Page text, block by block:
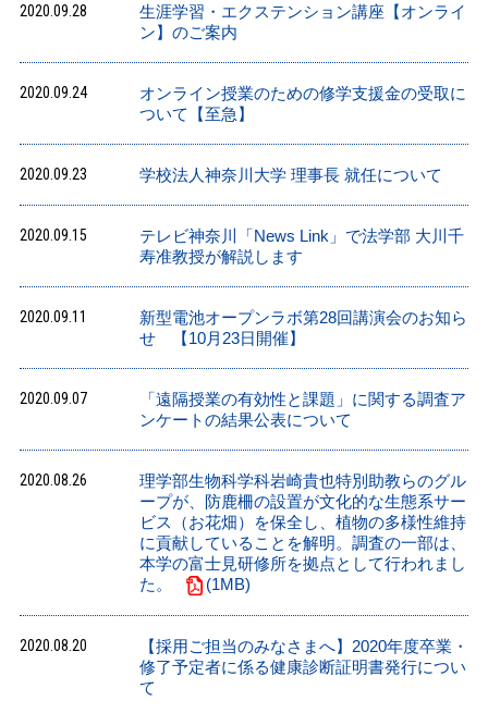
2020.09.28
生涯学習・エクステンション講座【オンライ
ン】のご案内
2020.09.24
オンライン授業のための修学支援金の受取に
ついて【至急】
2020.09.23 学校法人神奈川大学 理事長 就任について
2020.09.15
テレビ神奈川「News Link」で法学部 大川千
寿准教授が解説します
2020.09.11
新型電池オープンラボ第28回講演会のお知ら
せ 【10月23日開催】
2020.09.07
「遠隔授業の有効性と課題」に関する調査ア
ンケートの結果公表について
2020.08.26
理学部生物科学科岩崎貴也特別助教らのグル
ープが、防鹿柵の設置が文化的な生態系サー
ビス（お花畑）を保全し、植物の多様性維持
に貢献していることを解明。調査の一部は、
本学の富士見研修所を拠点として行われまし
た。
(1MB)
2020.08.20
【採用ご担当のみなさまへ】2020年度卒業・
修了予定者に係る健康診断証明書発行につい
て